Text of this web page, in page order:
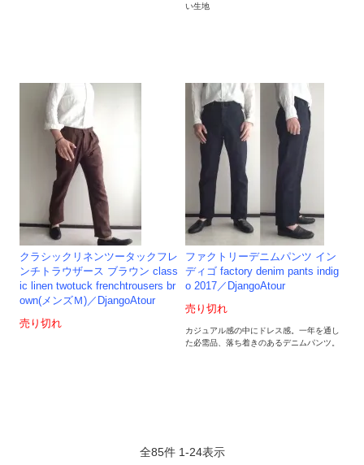
い生地
クラシックリネンツータックフレ
ンチトラウザース ブラウン class
ic linen twotuck frenchtrousers br
own(メンズＭ)／DjangoAtour
売り切れ
ファクトリーデニムパンツ イン
ディゴ factory denim pants indig
o 2017／DjangoAtour
売り切れ
カジュアル感の中にドレス感。一年を通し
た必需品、落ち着きのあるデニムパンツ。
全85件 1-24表示